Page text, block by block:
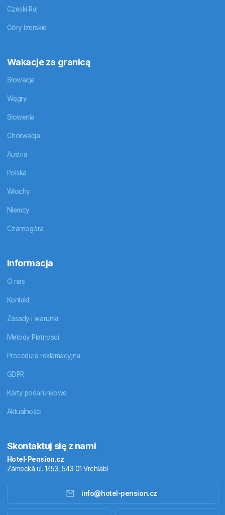
Czeski Raj
Góry Izerskie
Wakacje za granicą
Słowacja
Węgry
Słowenia
Chorwacja
Austria
Polska
Włochy
Niemcy
Czarnogóra
Informacja
O nas
Kontakt
Zasady i warunki
Metody Płatności
Procedura reklamacyjna
GDPR
Karty podarunkowe
Aktualności
Skontaktuj się z nami
Hotel-Pension.cz
Zámecká ul. 1453, 543 01 Vrchlabí
info@hotel-pension.cz